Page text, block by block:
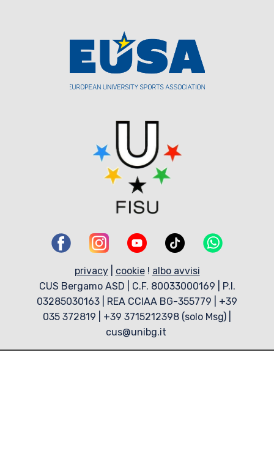
privacy| cookie! albo avvisi
CUS Bergamo ASD | C.F. 80033000169 | P.I.
03285030163 | REA CCIAA BG-355779 | +39
035 372819 | +39 3715212398 (solo Msg) |
cus@unibg.it